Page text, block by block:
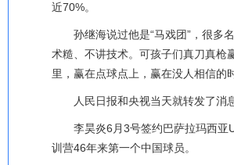
近70%。
孙继海说过他是“马戏团”，很多
术糙、不讲技术。可孩子们真刀真枪
里，赢在点球点上，赢在没人相信的
人民日报和央视当天就转发了消息
李昊炎6月3号签约巴萨拉玛西亚
训营46年来第一个中国球员。